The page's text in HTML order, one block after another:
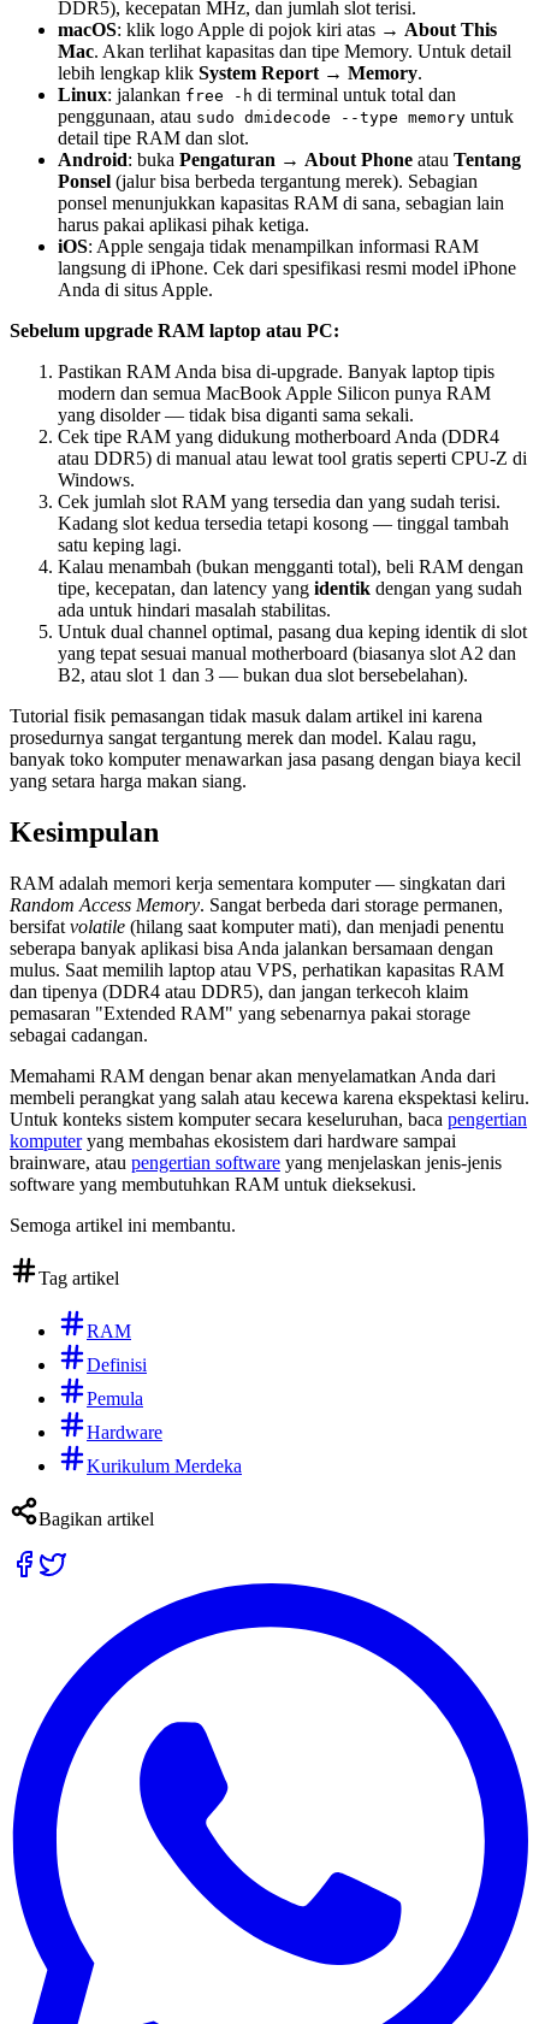
DDR5), kecepatan MHz, dan jumlah slot terisi.
macOS: klik logo Apple di pojok kiri atas → About This
Mac. Akan terlihat kapasitas dan tipe Memory. Untuk detail
lebih lengkap klik System Report → Memory.
Linux: jalankan free -h di terminal untuk total dan
penggunaan, atau sudo dmidecode --type memory untuk
detail tipe RAM dan slot.
Android: buka Pengaturan → About Phone atau Tentang
Ponsel (jalur bisa berbeda tergantung merek). Sebagian
ponsel menunjukkan kapasitas RAM di sana, sebagian lain
harus pakai aplikasi pihak ketiga.
iOS: Apple sengaja tidak menampilkan informasi RAM
langsung di iPhone. Cek dari spesifikasi resmi model iPhone
Anda di situs Apple.
Sebelum upgrade RAM laptop atau PC:
Pastikan RAM Anda bisa di-upgrade. Banyak laptop tipis
modern dan semua MacBook Apple Silicon punya RAM
yang disolder — tidak bisa diganti sama sekali.
Cek tipe RAM yang didukung motherboard Anda (DDR4
atau DDR5) di manual atau lewat tool gratis seperti CPU-Z di
Windows.
Cek jumlah slot RAM yang tersedia dan yang sudah terisi.
Kadang slot kedua tersedia tetapi kosong — tinggal tambah
satu keping lagi.
Kalau menambah (bukan mengganti total), beli RAM dengan
tipe, kecepatan, dan latency yang identik dengan yang sudah
ada untuk hindari masalah stabilitas.
Untuk dual channel optimal, pasang dua keping identik di slot
yang tepat sesuai manual motherboard (biasanya slot A2 dan
B2, atau slot 1 dan 3 — bukan dua slot bersebelahan).
Tutorial fisik pemasangan tidak masuk dalam artikel ini karena
prosedurnya sangat tergantung merek dan model. Kalau ragu,
banyak toko komputer menawarkan jasa pasang dengan biaya kecil
yang setara harga makan siang.
Kesimpulan
RAM adalah memori kerja sementara komputer — singkatan dari
Random Access Memory. Sangat berbeda dari storage permanen,
bersifat volatile (hilang saat komputer mati), dan menjadi penentu
seberapa banyak aplikasi bisa Anda jalankan bersamaan dengan
mulus. Saat memilih laptop atau VPS, perhatikan kapasitas RAM
dan tipenya (DDR4 atau DDR5), dan jangan terkecoh klaim
pemasaran "Extended RAM" yang sebenarnya pakai storage
sebagai cadangan.
Memahami RAM dengan benar akan menyelamatkan Anda dari
membeli perangkat yang salah atau kecewa karena ekspektasi keliru.
Untuk konteks sistem komputer secara keseluruhan, baca pengertian
komputeryang membahas ekosistem dari hardware sampai
brainware, atau pengertian software yang menjelaskan jenis-jenis
software yang membutuhkan RAM untuk dieksekusi.
Semoga artikel ini membantu.
Tag artikel
RAM
Definisi
Pemula
Hardware
Kurikulum Merdeka
Bagikan artikel